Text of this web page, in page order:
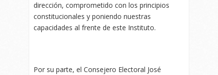
dirección, comprometido con los principios
constitucionales y poniendo nuestras
capacidades al frente de este Instituto.
Por su parte, el Consejero Electoral José